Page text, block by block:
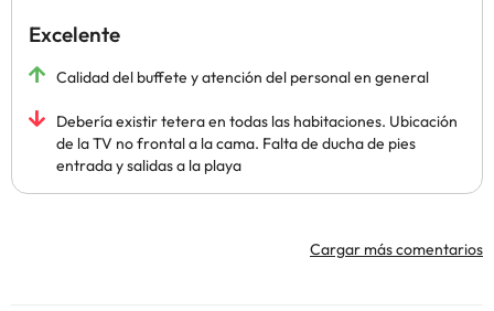
Excelente
Calidad del buffete y atención del personal en general
Debería existir tetera en todas las habitaciones. Ubicación
de la TV no frontal a la cama. Falta de ducha de pies
entrada y salidas a la playa
Cargar más comentarios